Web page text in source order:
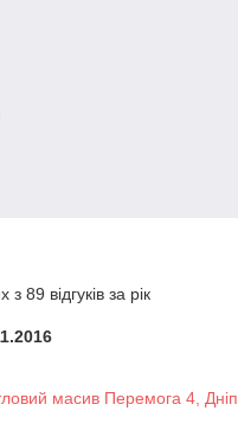
89 відгуків за рік
масив Перемога 4,